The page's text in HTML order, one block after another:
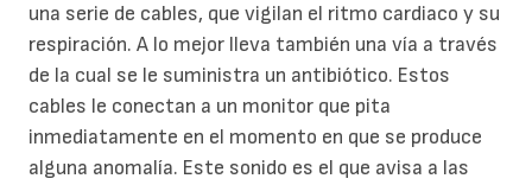
una serie de cables, que vigilan el ritmo cardiaco y su
respiración. A lo mejor lleva también una vía a través
de la cual se le suministra un antibiótico. Estos
cables le conectan a un monitor que pita
inmediatamente en el momento en que se produce
alguna anomalía. Este sonido es el que avisa a las